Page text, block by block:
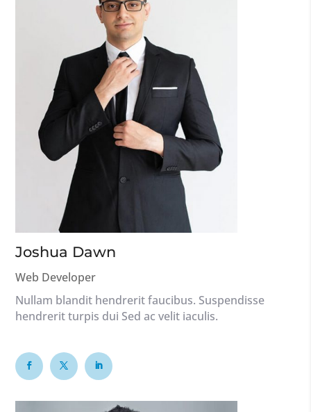
Joshua Dawn
Web Developer
Nullam blandit hendrerit faucibus. Suspendisse
hendrerit turpis dui Sed ac velit iaculis.